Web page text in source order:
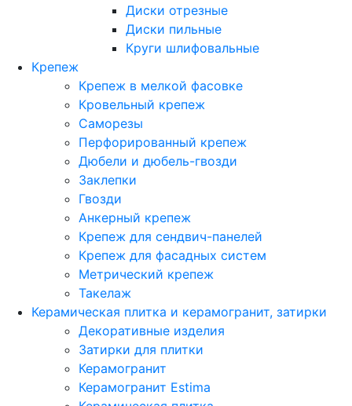
Диски отрезные
Диски пильные
Круги шлифовальные
Крепеж
Крепеж в мелкой фасовке
Кровельный крепеж
Саморезы
Перфорированный крепеж
Дюбели и дюбель-гвозди
Заклепки
Гвозди
Анкерный крепеж
Крепеж для сендвич-панелей
Крепеж для фасадных систем
Метрический крепеж
Такелаж
Керамическая плитка и керамогранит, затирки
Декоративные изделия
Затирки для плитки
Керамогранит
Керамогранит Estima